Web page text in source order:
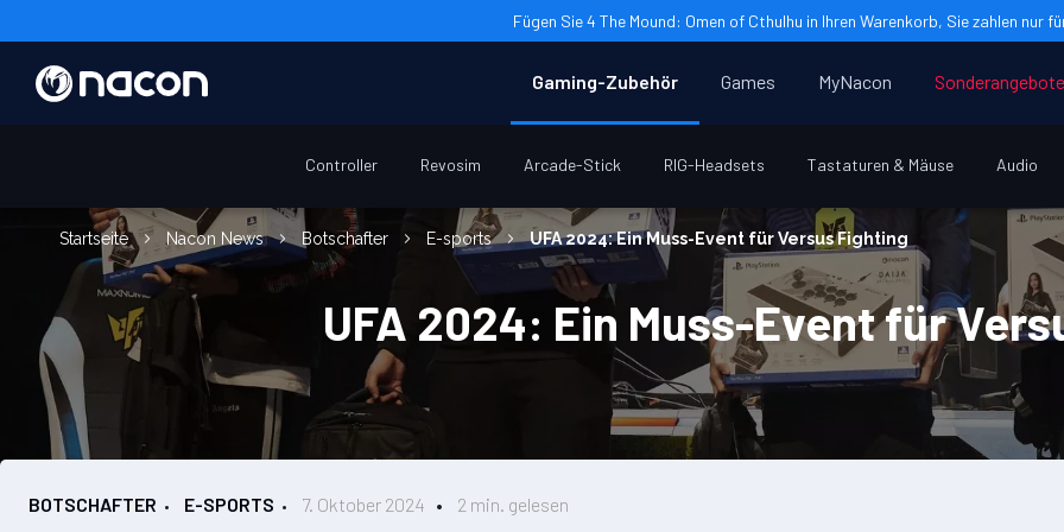
Fügen Sie 4 The Mound: Omen of Cthulhu in Ihren Warenkorb, Sie zahlen nur
Gaming-Zubehör
Controller Revosim Arcade-Stick RIG-Headsets Tastaturen & Mäuse Audio
Games MyNacon Sonderangebote
Startseite Nacon News Botschafter E-sports UFA 2024: Ein Muss-Event für Versus Fighting
UFA 2024: Ein Muss-Event für
BOTSCHAFTER E-SPORTS 7. Oktober 2024 2 min. gelesen